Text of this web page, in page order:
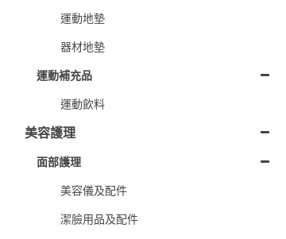
運動地墊
器材地墊
運動補充品
運動飲料
美容護理
面部護理
美容儀及配件
潔臉用品及配件